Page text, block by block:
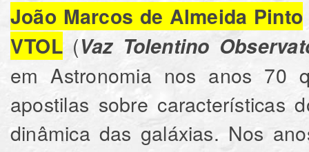
João Marcos de Almeida Pinto
VTOL(Vaz Tolentino
em Astronomia nos anos 70
apostilas sobre características
dinâmica das galáxias. Nos